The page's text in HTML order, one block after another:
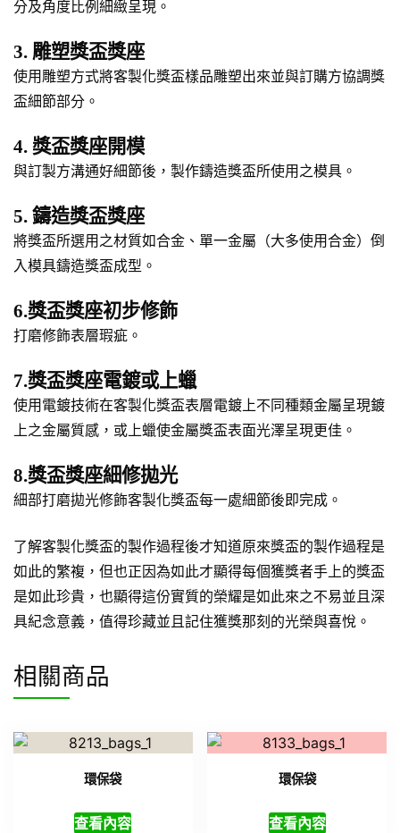
分及角度比例細緻呈現。
3. 雕塑獎盃獎座
使用雕塑方式將客製化獎盃樣品雕塑出來並與訂購方協調獎
盃細節部分。
4. 獎盃獎座開模
與訂製方溝通好細節後，製作鑄造獎盃所使用之模具。
5. 鑄造獎盃獎座
將獎盃所選用之材質如合金、單一金屬（大多使用合金）倒
入模具鑄造獎盃成型。
6.獎盃獎座初步修飾
打磨修飾表層瑕疵。
7.獎盃獎座電鍍或上蠟
使用電鍍技術在客製化獎盃表層電鍍上不同種類金屬呈現鍍
上之金屬質感，或上蠟使金屬獎盃表面光澤呈現更佳。
8.獎盃獎座細修拋光
細部打磨拋光修飾客製化獎盃每一處細節後即完成。
了解客製化獎盃的製作過程後才知道原來獎盃的製作過程是
如此的繁複，但也正因為如此才顯得每個獲獎者手上的獎盃
是如此珍貴，也顯得這份實質的榮耀是如此來之不易並且深
具紀念意義，值得珍藏並且記住獲獎那刻的光榮與喜悅。
相關商品
環保袋
查看內容
環保袋
查看內容